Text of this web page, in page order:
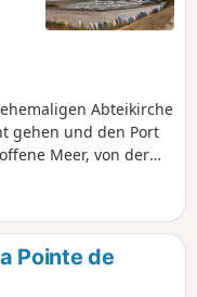
Abteikirche
gehen und den Port
Meer, von der
Pointe de